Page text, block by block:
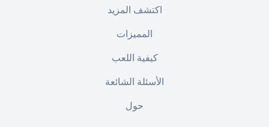
اكتشف المزيد
المميزات
كيفية اللعب
الأسئلة الشائعة
حول